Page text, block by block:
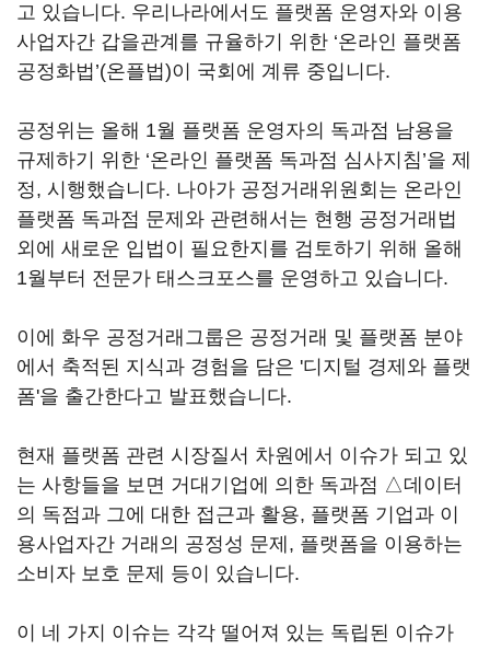
고 있습니다. 우리나라에서도 플랫폼 운영자와 이용
사업자간 갑을관계를 규율하기 위한 ‘온라인 플랫폼
공정화법’(온플법)이 국회에 계류 중입니다.
공정위는 올해 1월 플랫폼 운영자의 독과점 남용을
규제하기 위한 ‘온라인 플랫폼 독과점 심사지침’을 제
정, 시행했습니다. 나아가 공정거래위원회는 온라인
플랫폼 독과점 문제와 관련해서는 현행 공정거래법
외에 새로운 입법이 필요한지를 검토하기 위해 올해
1월부터 전문가 태스크포스를 운영하고 있습니다.
이에 화우 공정거래그룹은 공정거래 및 플랫폼 분야
에서 축적된 지식과 경험을 담은 '디지털 경제와 플랫
폼'을 출간한다고 발표했습니다.
현재 플랫폼 관련 시장질서 차원에서 이슈가 되고 있
는 사항들을 보면 거대기업에 의한 독과점 △데이터
의 독점과 그에 대한 접근과 활용, 플랫폼 기업과 이
용사업자간 거래의 공정성 문제, 플랫폼을 이용하는
소비자 보호 문제 등이 있습니다.
이 네 가지 이슈는 각각 떨어져 있는 독립된 이슈가